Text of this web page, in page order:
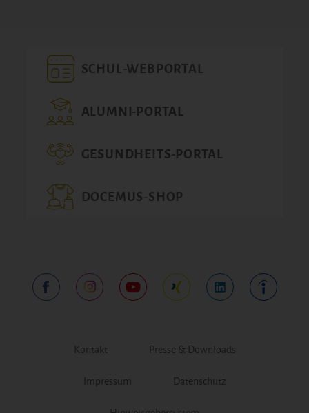
SCHUL-WEBPORTAL
ALUMNI-PORTAL
GESUNDHEITS-PORTAL
DOCEMUS-SHOP
Kontakt Presse & Downloads
Impressum Datenschutz